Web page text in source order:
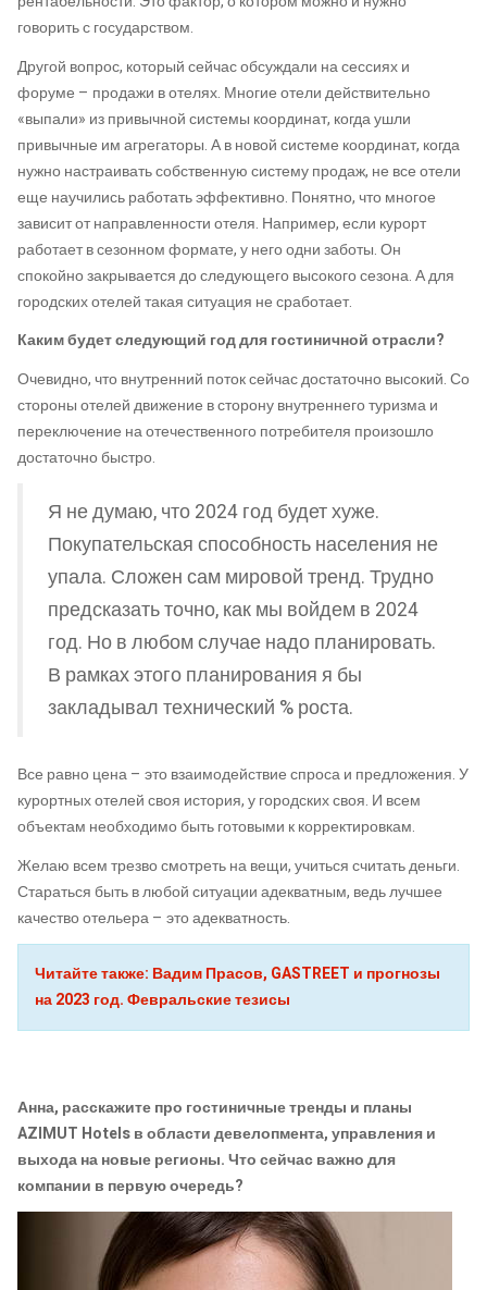
говорить с государством.
Другой вопрос, который сейчас обсуждали на сессиях и
форуме – продажи в отелях. Многие отели действительно
«выпали» из привычной системы координат, когда ушли
привычные им агрегаторы. А в новой системе координат, когда
нужно настраивать собственную систему продаж, не все отели
еще научились работать эффективно. Понятно, что многое
зависит от направленности отеля. Например, если курорт
работает в сезонном формате, у него одни заботы. Он
спокойно закрывается до следующего высокого сезона. А для
городских отелей такая ситуация не сработает.
Каким будет следующий год для гостиничной отрасли?
Очевидно, что внутренний поток сейчас достаточно высокий. Со
стороны отелей движение в сторону внутреннего туризма и
переключение на отечественного потребителя произошло
достаточно быстро.
Я не думаю, что 2024 год будет хуже.
Покупательская способность населения не
упала. Сложен сам мировой тренд. Трудно
предсказать точно, как мы войдем в 2024
год. Но в любом случае надо планировать.
В рамках этого планирования я бы
закладывал технический % роста.
Все равно цена – это взаимодействие спроса и предложения. У
курортных отелей своя история, у городских своя. И всем
объектам необходимо быть готовыми к корректировкам.
Желаю всем трезво смотреть на вещи, учиться считать деньги.
Стараться быть в любой ситуации адекватным, ведь лучшее
качество отельера – это адекватность.
Читайте также: Вадим Прасов, GASTREET и прогнозы
на 2023 год. Февральские тезисы
Анна, расскажите про гостиничные тренды и планы
AZIMUT Hotels в области девелопмента, управления и
выхода на новые регионы. Что сейчас важно для
компании в первую очередь?